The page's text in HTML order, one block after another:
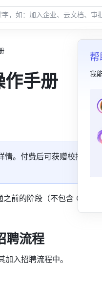
我
作手册
情。付费后可获赠校招
前的阶段（不包含 Offer
聘流程
入招聘流程中。